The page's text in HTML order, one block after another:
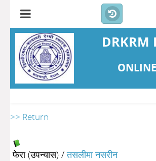
DRKRM
>> Return
फेरा (उपन्यास) /तसलीमा नसरीन